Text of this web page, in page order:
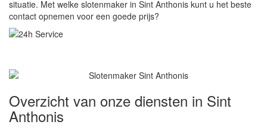
situatie. Met welke slotenmaker in Sint Anthonis kunt u het beste
contact opnemen voor een goede prijs?
Overzicht van onze diensten in Sint
Anthonis